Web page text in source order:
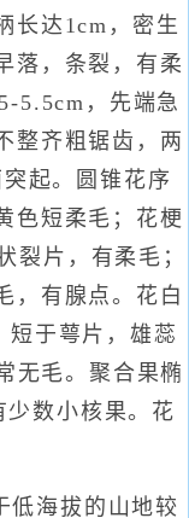
长达1cm，密生
落，条裂，有柔
5.5cm，先端急
整齐粗锯齿，两
起。圆锥花序
色短柔毛；花梗
裂片，有柔毛；
，有腺点。花白
短于萼片，雄蕊
无毛。聚合果椭
少数小核果。花
低海拔的山地较